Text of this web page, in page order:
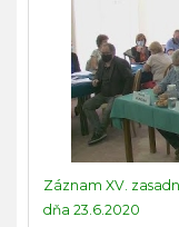
Záznam XV.
dňa 23.6.2020